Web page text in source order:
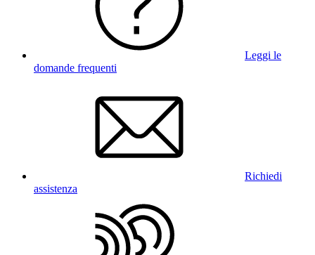
Leggi le
domande frequenti
Richiedi
assistenza